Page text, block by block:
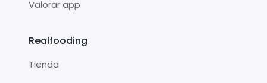
Valorar app
Realfooding
Tienda